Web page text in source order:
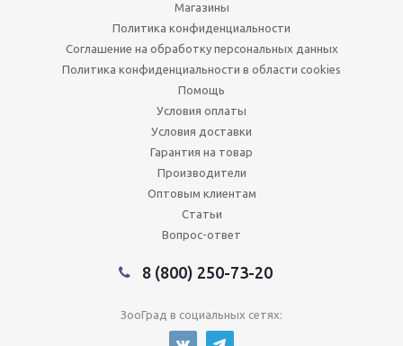
Магазины
Политика конфиденциальности
Соглашение на обработку персональных данных
Политика конфиденциальности в области cookies
Помощь
Условия оплаты
Условия доставки
Гарантия на товар
Производители
Оптовым клиентам
Статьи
Вопрос-ответ
8 (800) 250-73-20
ЗооГрад в социальных сетях: